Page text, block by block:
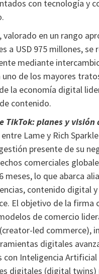
con tecnología y
valorado en un rango
a USD 975 millones, se
mediante
uno de los mayores
la economía digital
contenido.
TikTok: planes y visión
Lame y Rich
presente de su
comerciales
meses, lo que abarca
contenido digital
El objetivo de la firma
de comercio
led commerce),
digitales
con Inteligencia Artificial
digitales (digital twins)